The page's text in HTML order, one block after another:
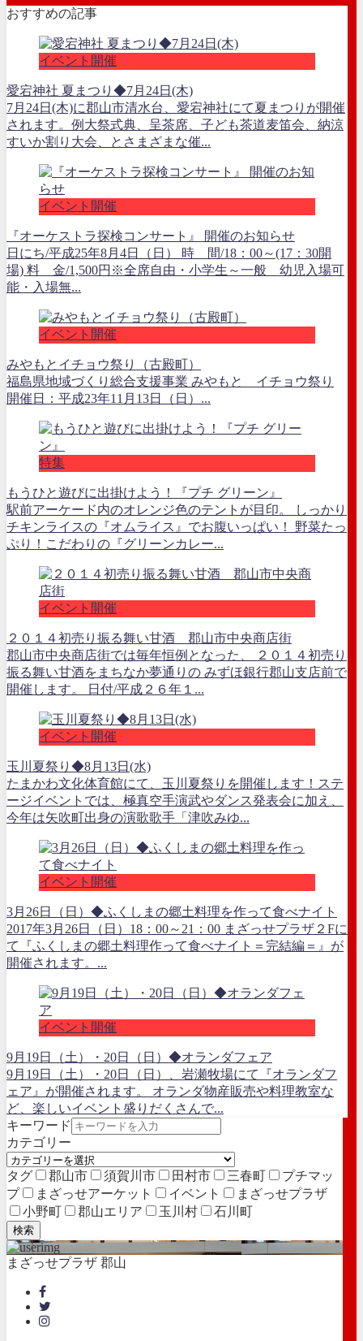
おすすめの記事
イベント開催
愛宕神社 夏まつり◆7月24日(木)
7月24日(木)に郡山市清水台、愛宕神社にて夏まつりが開催
されます。例大祭式典、呈茶席、子ども茶道麦笛会、納涼
すいか割り大会、とさまざまな催...
イベント開催
『オーケストラ探検コンサート』 開催のお知らせ
日にち/平成25年8月4日（日） 時 間/18：00～(17：30開
場) 料 金/1,500円※全席自由・小学生～一般 幼児入場可
能・入場無...
イベント開催
みやもとイチョウ祭り（古殿町）
福島県地域づくり総合支援事業 みやもと イチョウ祭り
開催日：平成23年11月13日（日）...
特集
もうひと遊びに出掛けよう！『プチ グリーン』
駅前アーケード内のオレンジ色のテントが目印。 しっかり
チキンライスの『オムライス』でお腹いっぱい！ 野菜たっ
ぷり！こだわりの『グリーンカレー...
イベント開催
２０１４初売り振る舞い甘酒 郡山市中央商店街
郡山市中央商店街では毎年恒例となった、 ２０１４初売り
振る舞い甘酒をまちなか夢通りの みずほ銀行郡山支店前で
開催します。 日付/平成２６年１...
イベント開催
玉川夏祭り◆8月13日(水)
たまかわ文化体育館にて、玉川夏祭りを開催します！ステ
ージイベントでは、極真空手演武やダンス発表会に加え、
今年は矢吹町出身の演歌歌手「津吹みゆ...
イベント開催
3月26日（日）◆ふくしまの郷土料理を作って食べナイト
2017年3月26日（日）18：00～21：00 まざっせプラザ２Fに
て『ふくしまの郷土料理作って食べナイト＝完結編＝』が
開催されます。...
イベント開催
9月19日（土）・20日（日）◆オランダフェア
9月19日（土）・20日（日）、岩瀬牧場にて『オランダフ
ェア』が開催されます。 オランダ物産販売や料理教室な
ど、楽しいイベント盛りだくさんで...
キーワード
カテゴリー
タグ 郡山市 須賀川市 田村市 三春町
プチマッ
プ
まざっせアーケット イベント
まざっせプラザ
小野町
郡山エリア 玉川村 石川町
検索
まざっせプラザ 郡山